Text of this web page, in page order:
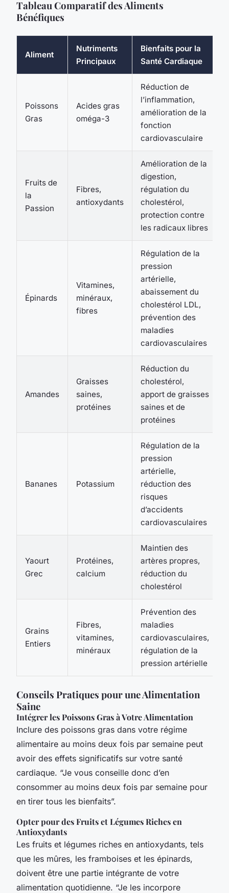
Tableau Comparatif des Aliments
Bénéfiques
Aliment
Nutriments
Principaux
Bienfaits pour la
Santé Cardiaque
Poissons
Gras
Acides gras
oméga-3
Réduction de
l’inflammation,
amélioration de la
fonction
cardiovasculaire
Fruits de
la
Passion
Fibres,
antioxydants
Amélioration de la
digestion,
régulation du
cholestérol,
protection contre
les radicaux libres
Épinards
Vitamines,
minéraux,
fibres
Régulation de la
pression
artérielle,
abaissement du
cholestérol LDL,
prévention des
maladies
cardiovasculaires
Amandes
Graisses
saines,
protéines
Réduction du
cholestérol,
apport de graisses
saines et de
protéines
Bananes Potassium
Régulation de la
pression
artérielle,
réduction des
risques
d’accidents
cardiovasculaires
Yaourt
Grec
Protéines,
calcium
Maintien des
artères propres,
réduction du
cholestérol
Grains
Entiers
Fibres,
vitamines,
minéraux
Prévention des
maladies
cardiovasculaires,
régulation de la
pression artérielle
Conseils Pratiques pour une Alimentation
Saine
Intégrer les Poissons Gras à Votre Alimentation
Inclure des poissons gras dans votre régime
alimentaire au moins deux fois par semaine peut
avoir des effets significatifs sur votre santé
cardiaque. “Je vous conseille donc d’en
consommer au moins deux fois par semaine pour
en tirer tous les bienfaits”.
Opter pour des Fruits et Légumes Riches en
Antioxydants
Les fruits et légumes riches en antioxydants, tels
que les mûres, les framboises et les épinards,
doivent être une partie intégrante de votre
alimentation quotidienne. “Je les incorpore